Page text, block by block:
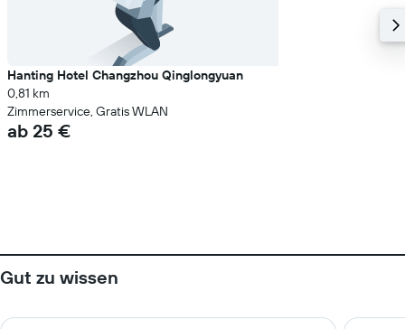
Hanting Hotel Changzhou Qinglongyuan
0,81 km
Zimmerservice, Gratis WLAN
ab 25 €
Gut zu wissen